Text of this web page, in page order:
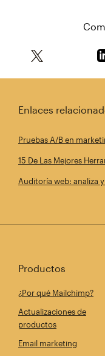
Enlaces
Pruebas A/B en
15 De Las Mejores
Auditoría web: analiza
Productos
¿Por qué Mailchimp?
Actualizaciones de
productos
Email marketing